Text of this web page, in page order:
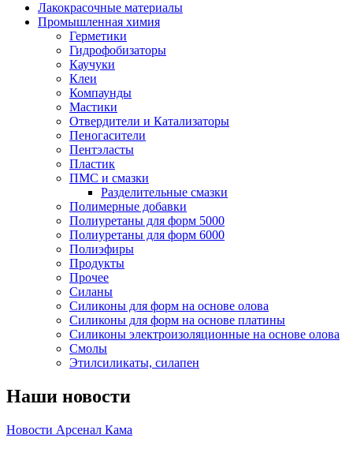
Лакокрасочные материалы
Промышленная химия
Герметики
Гидрофобизаторы
Каучуки
Клеи
Компаунды
Мастики
Отвердители и Катализаторы
Пеногасители
Пентэласты
Пластик
ПМС и смазки
Разделительные смазки
Полимерные добавки
Полиуретаны для форм 5000
Полиуретаны для форм 6000
Полиэфиры
Продукты
Прочее
Силаны
Силиконы для форм на основе олова
Силиконы для форм на основе платины
Силиконы электроизоляционные на основе олова
Смолы
Этилсиликаты, силапен
Наши новости
Новости Арсенал Кама